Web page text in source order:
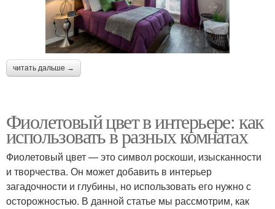
читать дальше →
Фиолетовый цвет в интерьере: как
использовать в разных комнатах
Фиолетовый цвет — это символ роскоши, изысканности
и творчества. Он может добавить в интерьер
загадочности и глубины, но использовать его нужно с
осторожностью. В данной статье мы рассмотрим, как